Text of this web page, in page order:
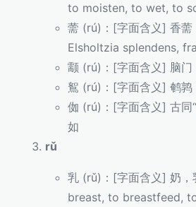
to moisten, to wet, to
薷 (rú)：[字面含义] 香薷
Elsholtzia splendens,
颥 (rú)：[字面含义] 脑
鴽 (rú)：[字面含义] 鹌
侞 (rú)：[字面含义] 古
如
rǔ
乳 (rǔ)：[字面含义] 奶
breast, to breastfeed,